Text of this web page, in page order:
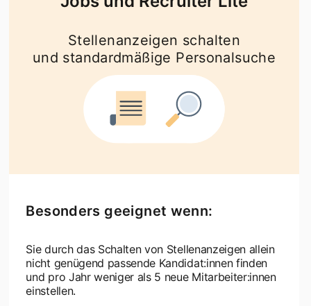
Stellenanzeigen schalten
und standardmäßige Personalsuche
Besonders geeignet wenn:
Sie durch das Schalten von Stellenanzeigen allein
nicht genügend passende Kandidat:innen finden
und pro Jahr weniger als 5 neue Mitarbeiter:innen
einstellen.